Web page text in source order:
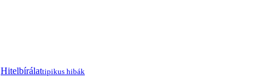
Hitelbírálattipikus hibák